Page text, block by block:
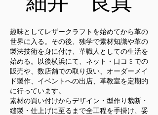
趣味としてレザークラフトを始めてから革の
世界に入る。その後、独学で素材知識や革の
製法技術を身に付け、革職人としての生活を
始める。以後横浜にて、ネット・口コミでの
販売や、数店舗での取り扱い、オーダーメイ
ド製作、イベントへの出店、革教室を定期的
に行っています。
素材の買い付けからデザイン・型作り裁断・
縫製・仕上げに至るまで全工程を手掛け、妥